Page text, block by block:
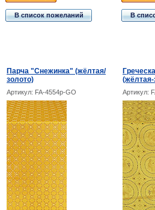
В список пожеланий В
Парча "Снежинка" (жёлтая/
золото)
(жёлтая-
Артикул: FA-4554p-GO Артикул: